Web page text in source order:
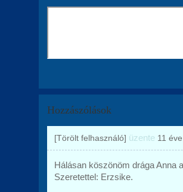
Hozzászólások
[Törölt felhasználó] üzente 11 éve
Hálásan köszönöm drága Anna
Szeretettel: Erzsike.